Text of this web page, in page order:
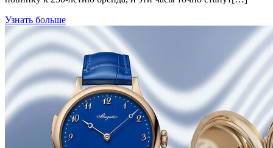
Узнать больше